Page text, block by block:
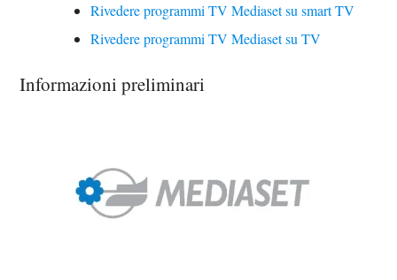
Rivedere programmi TV Mediaset su smart TV
Rivedere programmi TV Mediaset su TV
Informazioni preliminari